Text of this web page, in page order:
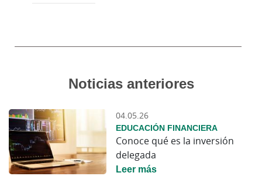
Noticias anteriores
04.05.26
EDUCACIÓN FINANCIERA
Conoce qué es la inversión
delegada
Leer más